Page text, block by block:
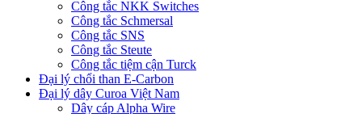
Công tắc NKK Switches
Công tắc Schmersal
Công tắc SNS
Công tắc Steute
Công tắc tiệm cận Turck
Đại lý chổi than E-Carbon
Đại lý dây Curoa Việt Nam
Dây cáp Alpha Wire